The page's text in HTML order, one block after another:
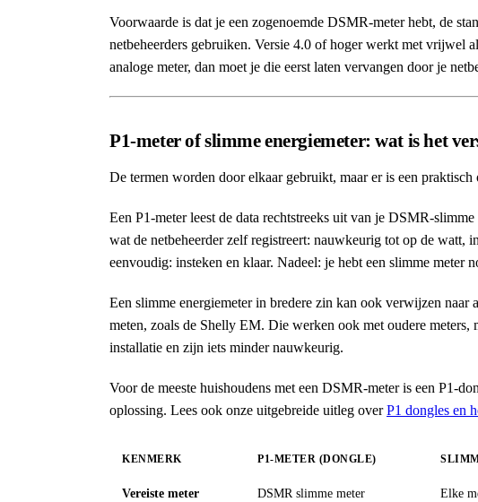
Voorwaarde is dat je een zogenoemde DSMR-meter hebt, de
netbeheerders gebruiken. Versie 4.0 of hoger werkt met vrijwel
analoge meter, dan moet je die eerst laten vervangen door je
P1-meter of slimme energiemeter: wat is het
De termen worden door elkaar gebruikt, maar er is een
Een P1-meter leest de data rechtstreeks uit van je DSMR-
wat de netbeheerder zelf registreert: nauwkeurig tot op de watt,
eenvoudig: insteken en klaar. Nadeel: je hebt een slimme meter
Een slimme energiemeter in bredere zin kan ook verwijzen naar
meten, zoals de Shelly EM. Die werken ook met oudere meters,
installatie en zijn iets minder nauwkeurig.
Voor de meeste huishoudens met een DSMR-meter is een P1-
oplossing. Lees ook onze uitgebreide uitleg overP1 dongles en
KENMERK P1-METER (DONGLE)
Vereiste meter DSMR slimme meter Elke